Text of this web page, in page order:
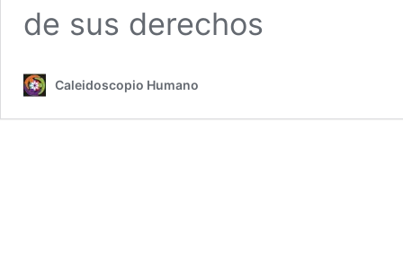
de sus derechos
Caleidoscopio Humano